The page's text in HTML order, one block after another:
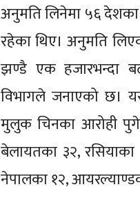
अनुमति लिनेमा ५६
रहेका थिए। अनुमति
झण्डै एक हजारभन्दा
विभागले जनाएको छ।
मुलुक चिनका आरोही
बेलायतका ३२, रसियाका
नेपालका १२,